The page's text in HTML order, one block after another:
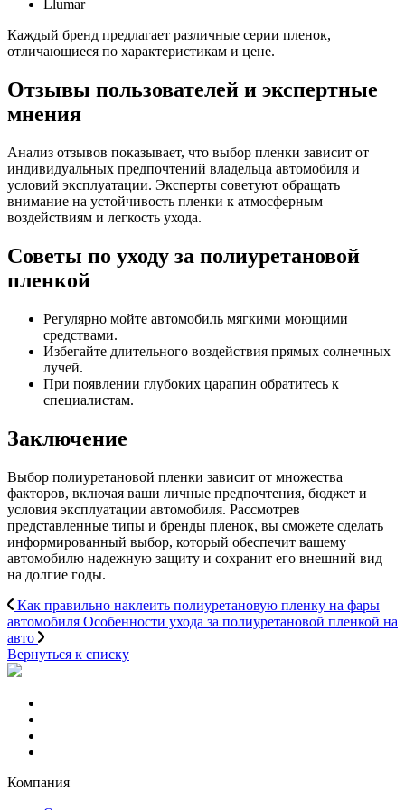
Llumar
Каждый бренд предлагает различные серии пленок,
отличающиеся по характеристикам и цене.
Отзывы пользователей и экспертные
мнения
Анализ отзывов показывает, что выбор пленки зависит от
индивидуальных предпочтений владельца автомобиля и
условий эксплуатации. Эксперты советуют обращать
внимание на устойчивость пленки к атмосферным
воздействиям и легкость ухода.
Советы по уходу за полиуретановой
пленкой
Регулярно мойте автомобиль мягкими моющими
средствами.
Избегайте длительного воздействия прямых солнечных
лучей.
При появлении глубоких царапин обратитесь к
специалистам.
Заключение
Выбор полиуретановой пленки зависит от множества
факторов, включая ваши личные предпочтения, бюджет и
условия эксплуатации автомобиля. Рассмотрев
представленные типы и бренды пленок, вы сможете сделать
информированный выбор, который обеспечит вашему
автомобилю надежную защиту и сохранит его внешний вид
на долгие годы.
Как правильно наклеить полиуретановую пленку на фары
автомобиля Особенности ухода за полиуретановой пленкой на
авто
Вернуться к списку
Компания